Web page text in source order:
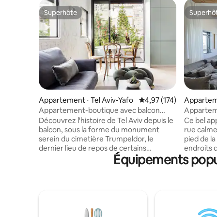
Superhôte
Superhôte
Appartement ⋅ Tel Aviv-Yafo Évaluation moyenne
4,97 (174)
Appartement-boutique avec balcon
ensoleillé sur la rue Hovevei Zion
Découvrez l'histoire de Tel Aviv depuis le
balcon, sous la forme du monument
serein du cimetière Trumpeldor, le
dernier lieu de repos de certains
Israéliens bien connus. Les vues sur le
jardin abondent également, et il y a
minutes de la plage, et à proximité de
Ce bel
rue
pied de
endroits
pour ce
de Tel
lave-
Équipements